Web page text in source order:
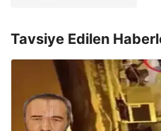
Tavsiye Edilen